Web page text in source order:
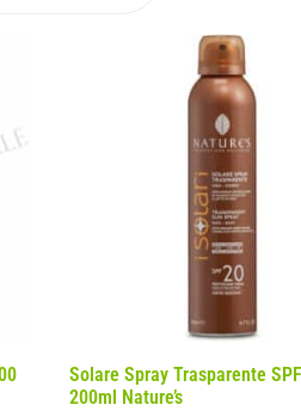
Solare Spray Trasparente
200ml Nature’s